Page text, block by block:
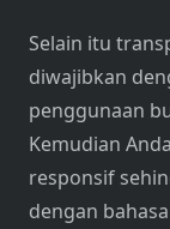
Selain itu
diwajibkan
penggunaan
Kemudian
responsif
dengan